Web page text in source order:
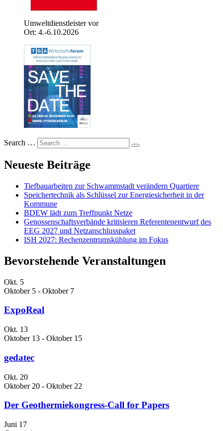
Umweltdienstleister vor
Ort: 4.-6.10.2026
Search …
Neueste Beiträge
Tiefbauarbeiten zur Schwammstadt verändern Quartiere
Speichertechnik als Schlüssel zur Energiesicherheit in der
Kommune
BDEW lädt zum Treffpunkt Netze
Genossenschaftsverbände kritisieren Referentenentwurf des
EEG 2027 und Netzanschlusspaket
ISH 2027: Rechenzentrumskühlung im Fokus
Bevorstehende Veranstaltungen
Okt. 5
Oktober 5 - Oktober 7
ExpoReal
Okt. 13
Oktober 13 - Oktober 15
gedatec
Okt. 20
Oktober 20 - Oktober 22
Der Geothermiekongress-Call for Papers
Juni 17